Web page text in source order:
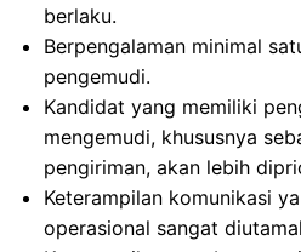
berlaku.
Berpengalaman minimal
pengemudi.
Kandidat yang memiliki
mengemudi, khususnya
pengiriman, akan lebih
Keterampilan komunikasi
operasional sangat